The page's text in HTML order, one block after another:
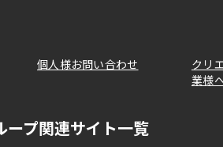
個人様お問い合わせ
クリ
業様
ープ関連サイト一覧